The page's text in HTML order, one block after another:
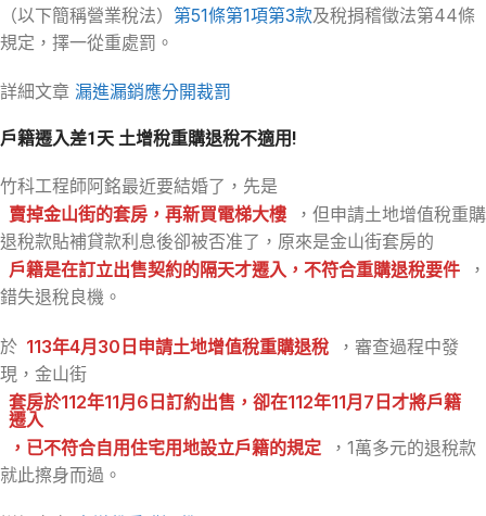
（以下簡稱營業稅法） 第51條第1項第3款及稅捐稽徵法第44條
規定，擇一從重處罰。
詳細文章 漏進漏銷應分開裁罰
戶籍遷入差1天 土增稅重購退稅不適用!
竹科工程師阿銘最近要結婚了，先是
賣掉金山街的套房，再新買電梯大樓
，但申請土地增值稅重購
退稅款貼補貸款利息後卻被否准了，原來是金山街套房的
戶籍是在訂立出售契約的隔天才遷入，不符合重購退稅要件
，
錯失退稅良機。
於 113年4月30日申請土地增值稅重購退稅
，審查過程中發
現，金山街
套房於112年11月6日訂約出售，卻在112年11月7日才將戶籍
遷入
，已不符合自用住宅用地設立戶籍的規定
，1萬多元的退稅款
就此擦身而過。